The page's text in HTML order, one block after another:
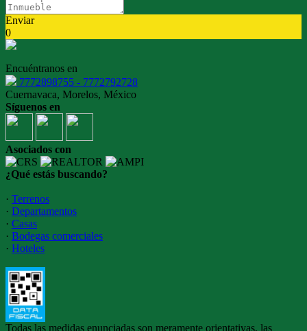
Enviar
0
Encuéntranos en
7772898755 - 7772792728
Cuernavaca, Morelos, México
Síguenos en
Asociados con
¿Qué estás buscando?
· Terrenos
· Departamentos
· Casas
· Bodegas comerciales
· Hoteles
Todas las medidas enunciadas son meramente orientativas, las